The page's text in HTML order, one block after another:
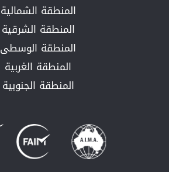
المنطقة الشمالية
المنطقة الشرقية
المنطقة الوسطى
المنطقة الغربية
المنطقة الجنوبية